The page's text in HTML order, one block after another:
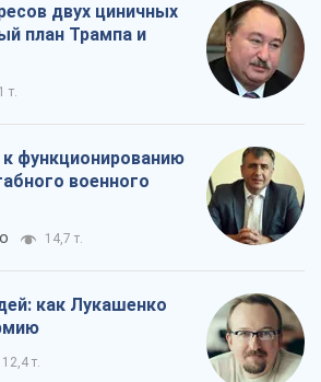
двух циничных
план Трампа и
т.
функционированию
военного
14,7 т.
как Лукашенко
12,4 т.